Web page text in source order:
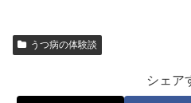
うつ病の体験談
シェア